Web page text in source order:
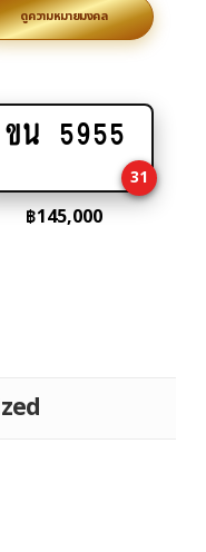
ดูความหมายมงคล
Add
cart
ขน 5955
31
฿145,000